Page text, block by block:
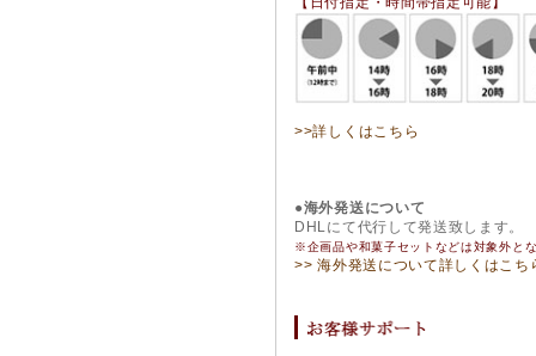
>>詳しくはこちら
●海外発送について
DHLにて代行して発送致します。
※企画品や和菓子セットなどは対象外と
>> 海外発送について詳しくはこち